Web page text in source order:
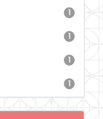
1
1
1
1